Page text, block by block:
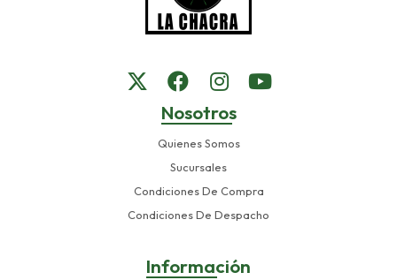
Nosotros
Quienes Somos
Sucursales
Condiciones De Compra
Condiciones De Despacho
Información